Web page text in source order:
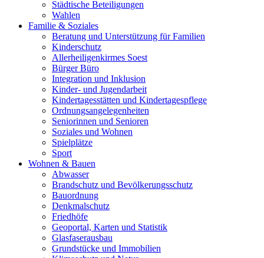
Städtische Beteiligungen
Wahlen
Familie & Soziales
Beratung und Unterstützung für Familien
Kinderschutz
Allerheiligenkirmes Soest
Bürger Büro
Integration und Inklusion
Kinder- und Jugendarbeit
Kindertagesstätten und Kindertagespflege
Ordnungsangelegenheiten
Seniorinnen und Senioren
Soziales und Wohnen
Spielplätze
Sport
Wohnen & Bauen
Abwasser
Brandschutz und Bevölkerungsschutz
Bauordnung
Denkmalschutz
Friedhöfe
Geoportal, Karten und Statistik
Glasfaserausbau
Grundstücke und Immobilien